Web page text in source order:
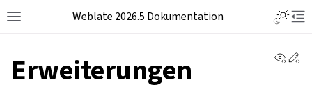
Weblate 2026.5 Dokumentation
Erweiterungen